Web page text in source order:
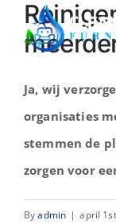
Ja, wij
organisaties
stemmen de
zorgen voor
Byadmin | april